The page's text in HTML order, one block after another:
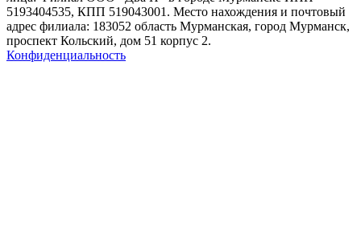
5193404535, КПП 519043001. Место нахождения и почтовый
адрес филиала: 183052 область Мурманская, город Мурманск,
проспект Кольский, дом 51 корпус 2.
Конфиденциальность